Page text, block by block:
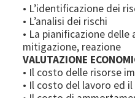
• L’identificazione dei
• L’analisi dei rischi
• La pianificazione delle
mitigazione, reazione
VALUTAZIONE
• Il costo delle risorse
• Il costo del lavoro ed